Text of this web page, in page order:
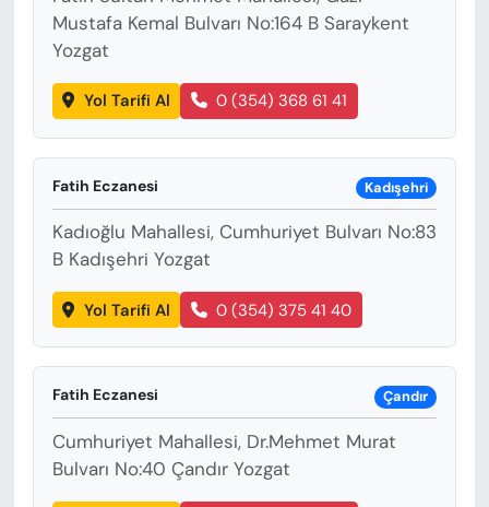
Mustafa Kemal Bulvarı No:164 B Saraykent
Yozgat
Yol Tarifi Al 0 (354) 368 61 41
Fatih Eczanesi Kadışehri
Kadıoğlu Mahallesi, Cumhuriyet Bulvarı No:83
B Kadışehri Yozgat
Yol Tarifi Al 0 (354) 375 41 40
Fatih Eczanesi Çandır
Cumhuriyet Mahallesi, Dr.Mehmet Murat
Bulvarı No:40 Çandır Yozgat